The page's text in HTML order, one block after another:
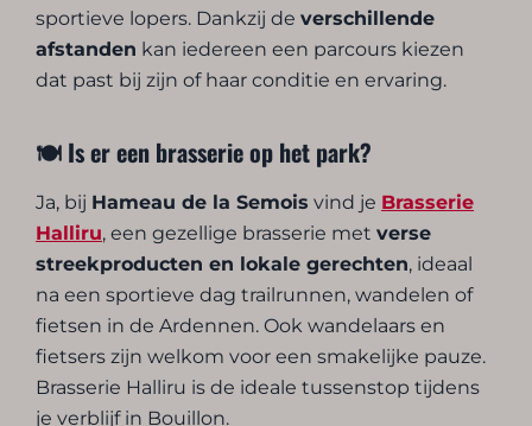
sportieve lopers. Dankzij deverschillende
afstanden kan iedereen een parcours kiezen
dat past bij zijn of haar conditie en ervaring.
🍽️ Is er een brasserie op het park?
Ja, bij Hameau de la Semois vind je Brasserie
Halliru, een gezellige brasserie metverse
streekproducten en lokale gerechten, ideaal
na een sportieve dag trailrunnen, wandelen of
fietsen in de Ardennen. Ook wandelaars en
fietsers zijn welkom voor een smakelijke pauze.
Brasserie Halliru is de ideale tussenstop tijdens
je verblijf in Bouillon.